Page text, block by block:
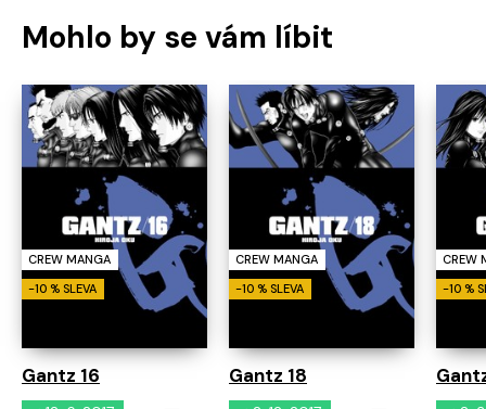
Mohlo by se vám líbit
CREW MANGA
-10 % SLEVA
Gantz 16
CREW MANGA
-10 % SLEVA
Gantz 18
CREW
-10 %